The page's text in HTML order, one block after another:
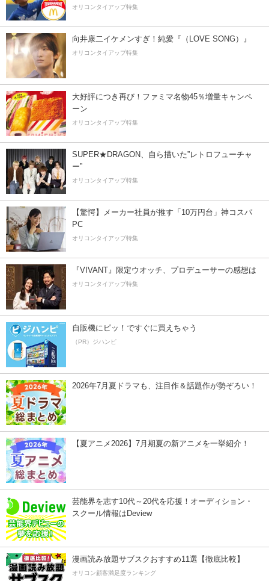
オリコンタイアップ特集
向井康二イケメンすぎ！純愛『（LOVE SONG）』
オリコンタイアップ特集
大好評につき再び！ファミマ名物45％増量キャンペ
ーン
オリコンタイアップ特集
SUPER★DRAGON、自ら描いた”レトロフューチャ
ー”
オリコンタイアップ特集
【驚愕】メーカー社員が推す「10万円台」神コスパ
PC
オリコンタイアップ特集
『VIVANT』限定ウオッチ、プロデューサーの感想は
オリコンタイアップ特集
自販機にピッ！ですぐに買えちゃう
（PR）ジハンピ
2026年7月夏ドラマも、注目作＆話題作が勢ぞろい！
【夏アニメ2026】7月期夏の新アニメを一挙紹介！
芸能界を志す10代～20代を応援！オーディション・
スクール情報はDeview
漫画読み放題サブスクおすすめ11選【徹底比較】
オリコン顧客満足度ランキング